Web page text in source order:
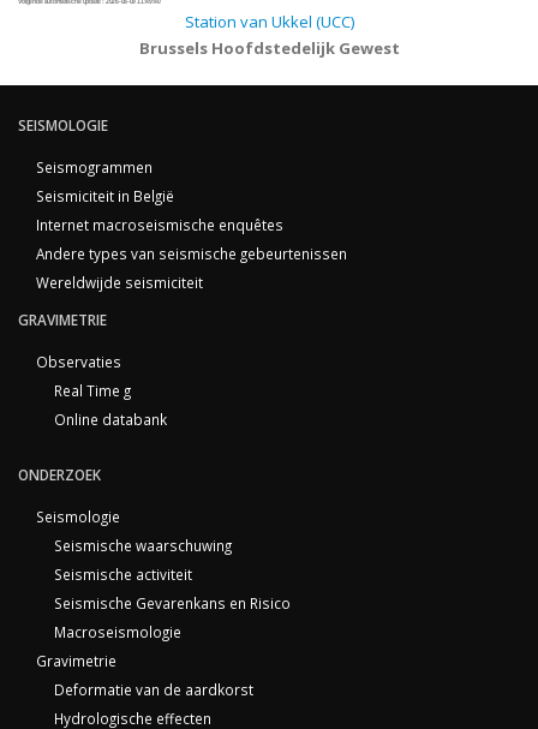
Station van Ukkel (UCC)
Brussels Hoofdstedelijk Gewest
SEISMOLOGIE
Seismogrammen
Seismiciteit in België
Internet macroseismische enquêtes
Andere types van seismische gebeurtenissen
Wereldwijde seismiciteit
GRAVIMETRIE
Observaties
Real Time g
Online databank
ONDERZOEK
Seismologie
Seismische waarschuwing
Seismische activiteit
Seismische Gevarenkans en Risico
Macroseismologie
Gravimetrie
Deformatie van de aardkorst
Hydrologische effecten